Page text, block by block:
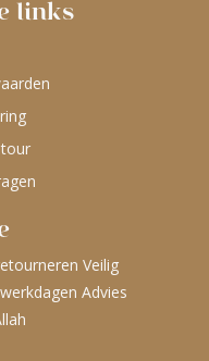
links
Veilig
Advies